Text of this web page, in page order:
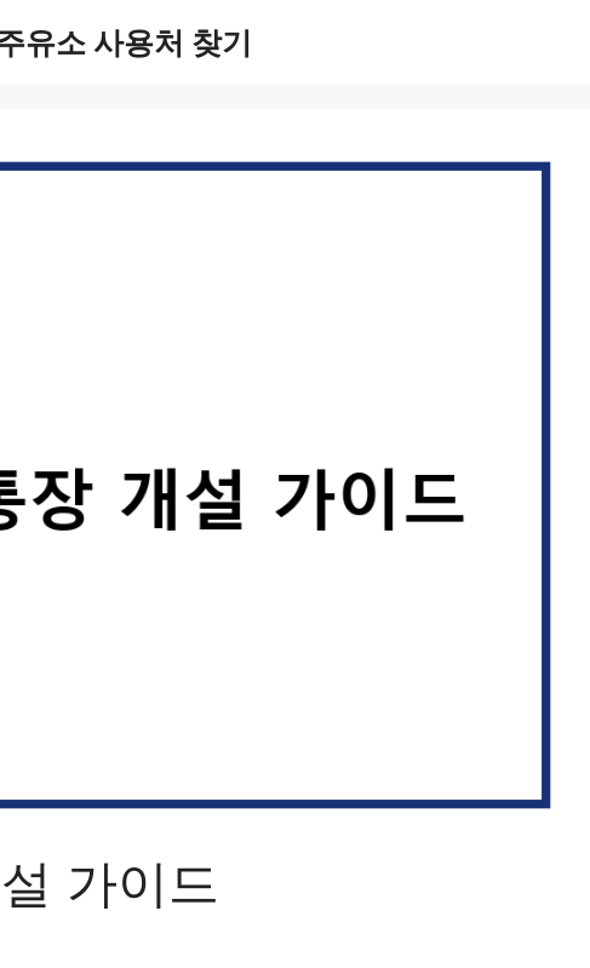
유소 사용처 찾기
가이드